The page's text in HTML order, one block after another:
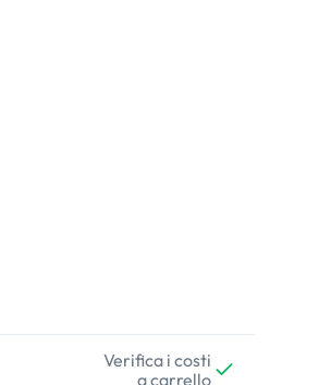
Verifica i costi
a carrello